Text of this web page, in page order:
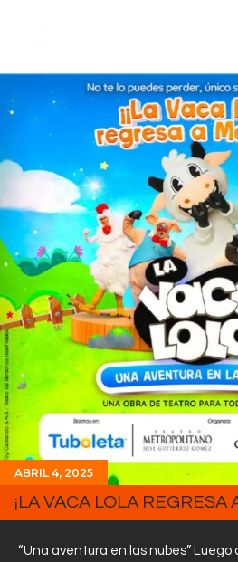
Inicio Real FM
Streaming
En Vivo
Descarga La APP
Programas
Noticias
Equipo
Sobre Nosotros
Contactos
ABRIL 4, 2025
¡LA VACA LOLA REGRESA
“Una aventura en las nubes” Luego